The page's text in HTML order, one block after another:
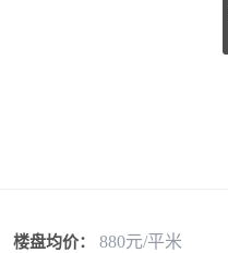
楼盘均价： 880元/平米